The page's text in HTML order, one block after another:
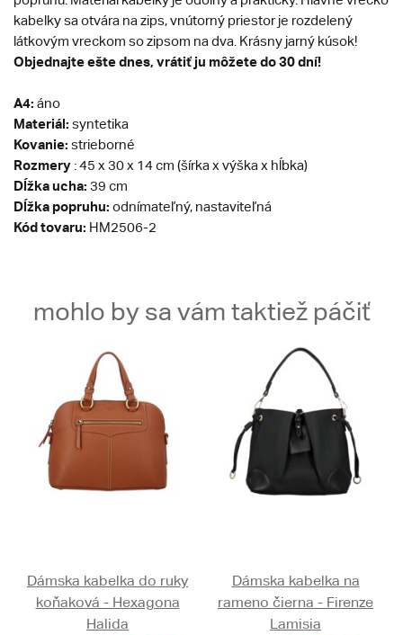
kabelky sa otvára na zips, vnútorný priestor je rozdelený
látkovým vreckom so zipsom na dva. Krásny jarný kúsok!
Objednajte ešte dnes, vrátiť ju môžete do 30 dní!
A4: áno
Materiál: syntetika
Kovanie: strieborné
Rozmery : 45 x 30 x 14 cm (šírka x výška x hĺbka)
Dĺžka ucha: 39 cm
Dĺžka popruhu: odnímateľný, nastaviteľná
Kód tovaru: HM2506-2
mohlo by sa vám taktiež páčiť
Dámska kabelka do ruky
koňaková - Hexagona
Halida
Dámska kabelka na
rameno čierna - Firenze
Lamisia